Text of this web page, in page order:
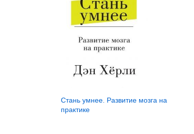
Стань умнее. Развитие мозга на
практике